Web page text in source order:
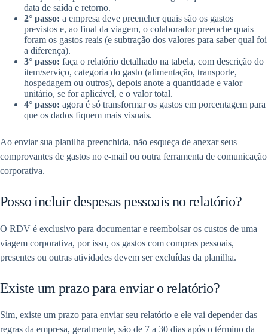
data de saída e retorno.
2° passo: a empresa deve preencher quais são os gastos
previstos e, ao final da viagem, o colaborador preenche quais
foram os gastos reais (e subtração dos valores para saber qual foi
a diferença).
3° passo: faça o relatório detalhado na tabela, com descrição do
item/serviço, categoria do gasto (alimentação, transporte,
hospedagem ou outros), depois anote a quantidade e valor
unitário, se for aplicável, e o valor total.
4° passo: agora é só transformar os gastos em porcentagem para
que os dados fiquem mais visuais.
Ao enviar sua planilha preenchida, não esqueça de anexar seus
comprovantes de gastos no e-mail ou outra ferramenta de comunicação
corporativa.
Posso incluir despesas pessoais no relatório?
O RDV é exclusivo para documentar e reembolsar os custos de uma
viagem corporativa, por isso, os gastos com compras pessoais,
presentes ou outras atividades devem ser excluídas da planilha.
Existe um prazo para enviar o relatório?
Sim, existe um prazo para enviar seu relatório e ele vai depender das
regras da empresa, geralmente, são de 7 a 30 dias após o término da